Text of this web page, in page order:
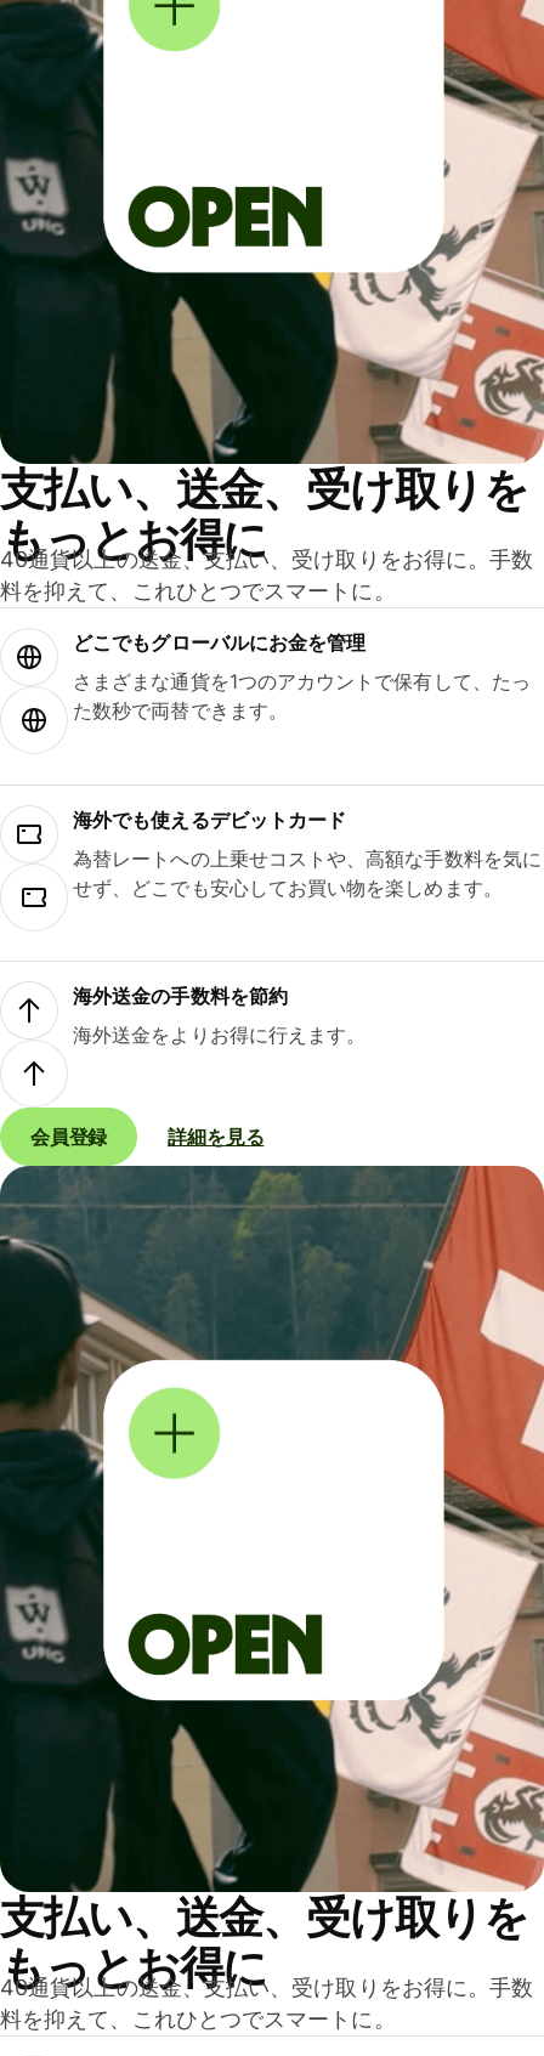
支払い、送金、受け取りを
もっとお得に
40通貨以上の送金、支払い、受け取りをお得に。手数
料を抑えて、これひとつでスマートに。
どこでもグ⁠ロ⁠ー⁠バ⁠ルにお金を管理
さまざまな通貨を1つのアカウントで保有して、たっ
た数秒で両替できます。
海外でも使えるデビットカード
為替レートへの上乗せコストや、高額な手数料を気に
せず、どこでも安心してお買い物を楽しめます。
海外送金の手数料を節約
海外送金をよりお得に行えます。
会員登録 詳細を見る
支払い、送金、受け取りを
もっとお得に
40通貨以上の送金、支払い、受け取りをお得に。手数
料を抑えて、これひとつでスマートに。